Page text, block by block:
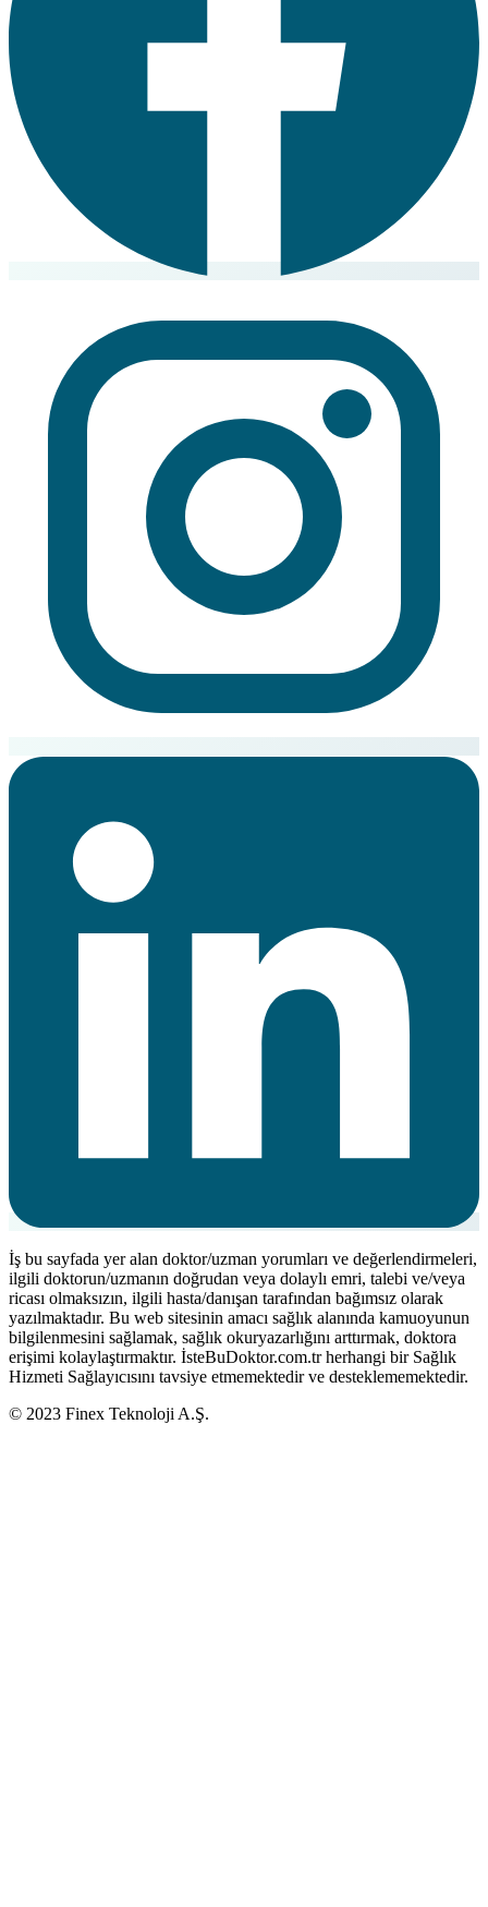
İş bu sayfada yer alan doktor/uzman yorumları ve değerlendirmeleri,
ilgili doktorun/uzmanın doğrudan veya dolaylı emri, talebi ve/veya
ricası olmaksızın, ilgili hasta/danışan tarafından bağımsız olarak
yazılmaktadır. Bu web sitesinin amacı sağlık alanında kamuoyunun
bilgilenmesini sağlamak, sağlık okuryazarlığını arttırmak, doktora
erişimi kolaylaştırmaktır. İsteBuDoktor.com.tr herhangi bir Sağlık
Hizmeti Sağlayıcısını tavsiye etmemektedir ve desteklememektedir.
© 2023 Finex Teknoloji A.Ş.